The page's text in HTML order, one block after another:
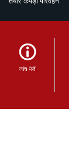
जांच भेजें